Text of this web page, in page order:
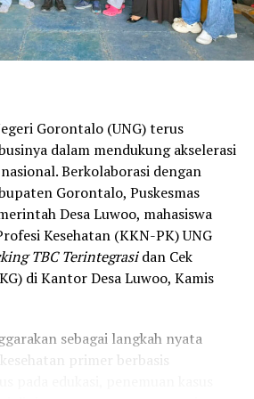
di wilayah tersebut yang
Sementara kabupaten lain
pada kategori “Berkembang”
sebagaimana dipaparkan
ungkap Wawali Indra Gobel
skor IKAD ini membuktikan bahwa
pemanfaatan, serta inklusivitas
masyarakat di Kota Gorontalo
atas keberhasilan pemerintah
masyarakat agar makin
Gorontalo (UNG) terus
dalam mendukung akselerasi
Berkolaborasi dengan
Gorontalo, Puskesmas
Desa Luwoo, mahasiswa
Kesehatan (KKN-PK) UNG
TBC Terintegrasidan Cek
di Kantor Desa Luwoo, Kamis
sebagai langkah nyata
primer berbasis